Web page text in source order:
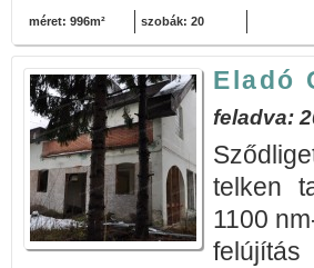
méret: 996m² szobák: 20
Eladó
feladva:
telken
1100